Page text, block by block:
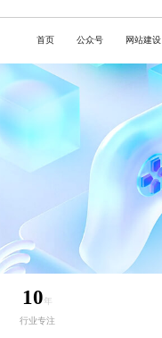
首页 公众号 网站建设
10年
行业专注